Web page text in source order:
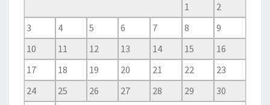
1
2
3
4 5 6 7 8
9
10
11 12 13 14 15
16
17
18 19 20 21 22
23
24
25 26 27 28 29
30